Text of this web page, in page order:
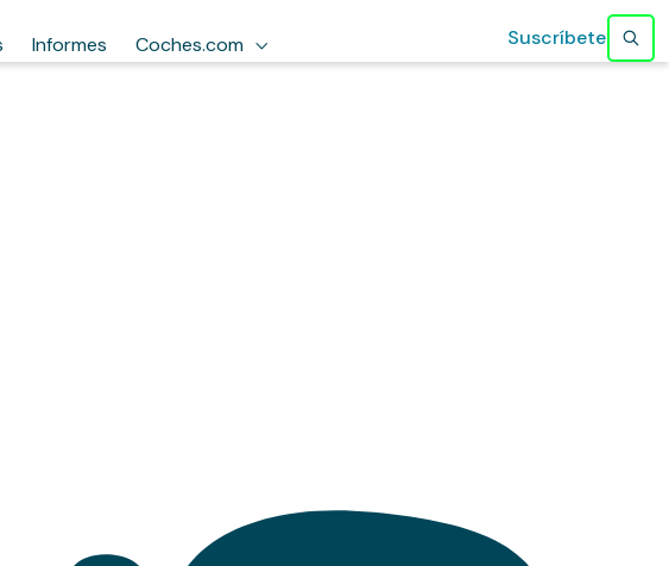
Informes Coches.com Suscríbete